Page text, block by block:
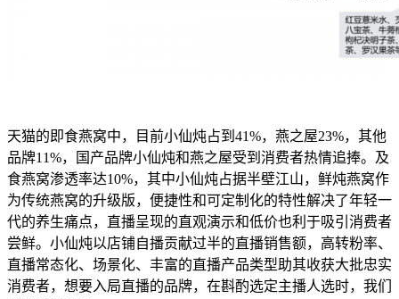
天猫的即食燕窝中，目前小仙炖占到41%，燕之屋23%，其他
品牌11%，国产品牌小仙炖和燕之屋受到消费者热情追捧。及
食燕窝渗透率达10%，其中小仙炖占据半壁江山，鲜炖燕窝作
为传统燕窝的升级版，便捷性和可定制化的特性解决了年轻一
代的养生痛点，直播呈现的直观演示和低价也利于吸引消费者
尝鲜。小仙炖以店铺自播贡献过半的直播销售额，高转粉率、
直播常态化、场景化、丰富的直播产品类型助其收获大批忠实
消费者，想要入局直播的品牌，在斟酌选定主播人选时，我们